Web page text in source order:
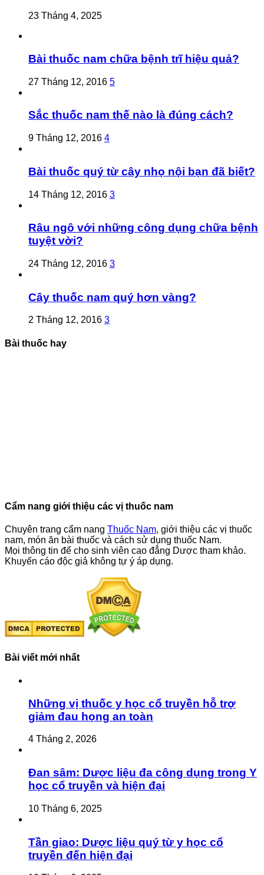
23 Tháng 4, 2025
Bài thuốc nam chữa bệnh trĩ hiệu quả?
27 Tháng 12, 2016 5
Sắc thuốc nam thế nào là đúng cách?
9 Tháng 12, 2016 4
Bài thuốc quý từ cây nhọ nội bạn đã biết?
14 Tháng 12, 2016 3
Râu ngô với những công dụng chữa bệnh
tuyệt vời?
24 Tháng 12, 2016 3
Cây thuốc nam quý hơn vàng?
2 Tháng 12, 2016 3
Bài thuốc hay
Cẩm nang giới thiệu các vị thuốc nam
Chuyên trang cẩm nang Thuốc Nam, giới thiệu các vị thuốc
nam, món ăn bài thuốc và cách sử dụng thuốc Nam.
Mọi thông tin để cho sinh viên cao đẳng Dược tham khảo.
Khuyến cáo độc giả không tự ý áp dụng.
Bài viết mới nhất
Những vị thuốc y học cổ truyền hỗ trợ
giảm đau họng an toàn
4 Tháng 2, 2026
Đan sâm: Dược liệu đa công dụng trong Y
học cổ truyền và hiện đại
10 Tháng 6, 2025
Tần giao: Dược liệu quý từ y học cổ
truyền đến hiện đại